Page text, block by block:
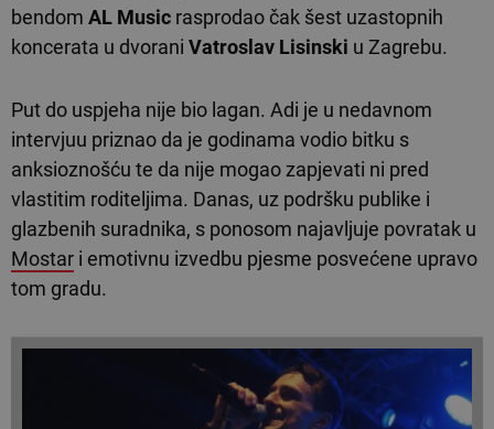
bendom AL Music rasprodao čak šest uzastopnih
koncerata u dvorani Vatroslav Lisinski u Zagrebu.
Put do uspjeha nije bio lagan. Adi je u nedavnom
intervjuu priznao da je godinama vodio bitku s
anksioznošću te da nije mogao zapjevati ni pred
vlastitim roditeljima. Danas, uz podršku publike i
glazbenih suradnika, s ponosom najavljuje povratak u
Mostar i emotivnu izvedbu pjesme posvećene upravo
tom gradu.